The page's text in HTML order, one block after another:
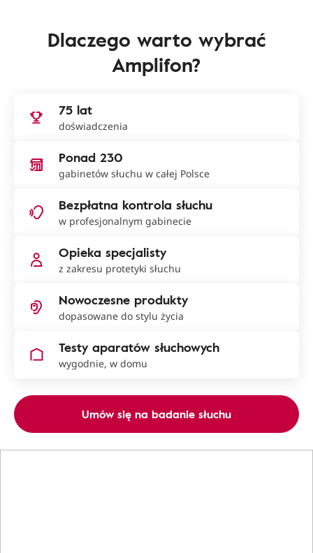
Dlaczego warto wybrać
Amplifon?
75 lat
doświadczenia
Ponad 230
gabinetów słuchu w całej Polsce
Bezpłatna kontrola słuchu
w profesjonalnym gabinecie
Opieka specjalisty
z zakresu protetyki słuchu
Nowoczesne produkty
dopasowane do stylu życia
Testy aparatów słuchowych
wygodnie, w domu
Umów się na badanie słuchu